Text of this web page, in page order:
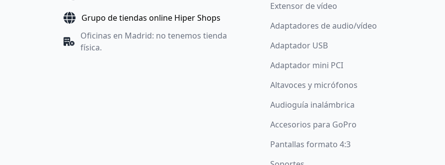
Grupo de tiendas online Hiper Shops
Oficinas en Madrid: no tenemos tienda
física.
Extensor de vídeo
Adaptadores de audio/vídeo
Adaptador USB
Adaptador mini PCI
Altavoces y micrófonos
Audioguía inalámbrica
Accesorios para GoPro
Pantallas formato 4:3